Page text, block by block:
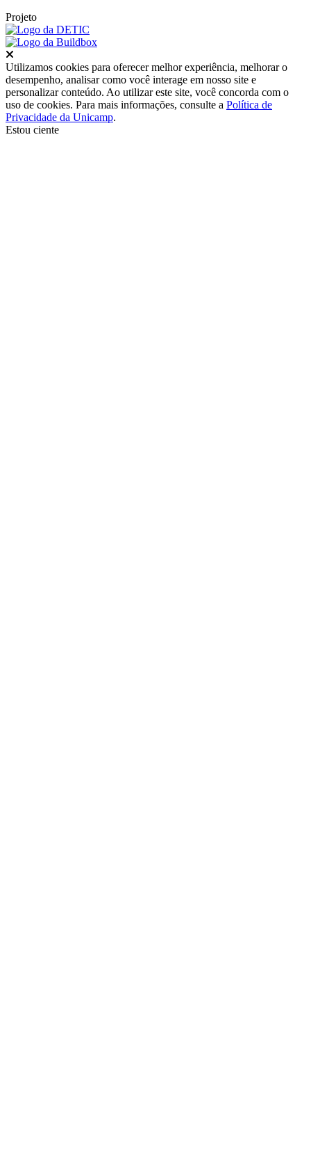
Projeto
Utilizamos cookies para oferecer melhor experiência, melhorar o
desempenho, analisar como você interage em nosso site e
personalizar conteúdo. Ao utilizar este site, você concorda com o
uso de cookies. Para mais informações, consulte a Política de
Privacidade da Unicamp.
Estou ciente